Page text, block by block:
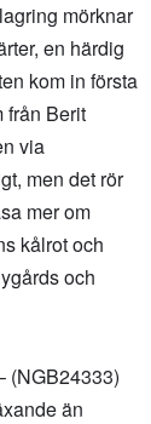
mörknar
en härdig
kom in första
från Berit
via
men det rör
mer om
kålrot och
och
(NGB24333)
än